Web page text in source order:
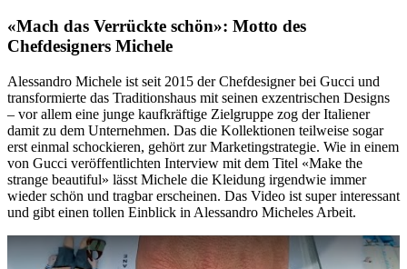
«Mach das Verrückte schön»: Motto des
Chefdesigners Michele
Alessandro Michele ist seit 2015 der Chefdesigner bei Gucci und
transformierte das Traditionshaus mit seinen exzentrischen Designs
– vor allem eine junge kaufkräftige Zielgruppe zog der Italiener
damit zu dem Unternehmen. Das die Kollektionen teilweise sogar
erst einmal schockieren, gehört zur Marketingstrategie. Wie in einem
von Gucci veröffentlichten Interview mit dem Titel «Make the
strange beautiful» lässt Michele die Kleidung irgendwie immer
wieder schön und tragbar erscheinen. Das Video ist super interessant
und gibt einen tollen Einblick in Alessandro Micheles Arbeit.